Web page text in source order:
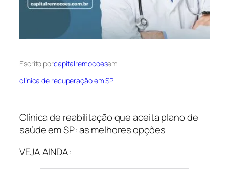
Escrito porcapitalremocoesem
clínica de recuperação em SP
Clínica de reabilitação que aceita plano de
saúde em SP: as melhores opções
VEJA AINDA: